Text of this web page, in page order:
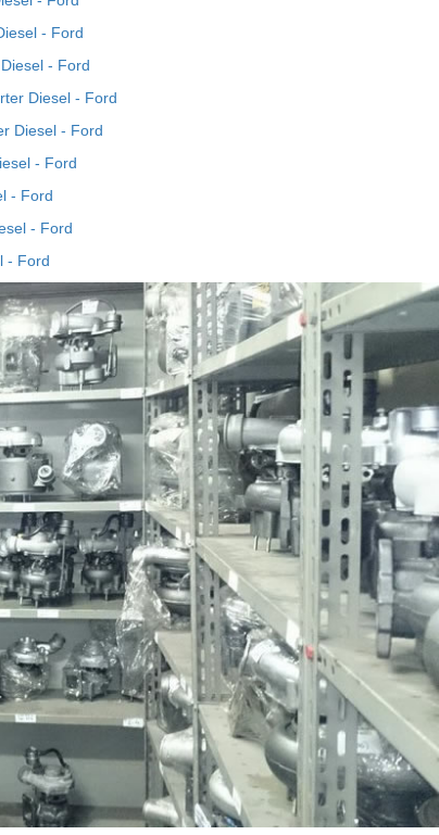
- Ford
- Ford
Diesel - Ford
Diesel - Ford
- Ford
- Ford
- Ford
- Ford